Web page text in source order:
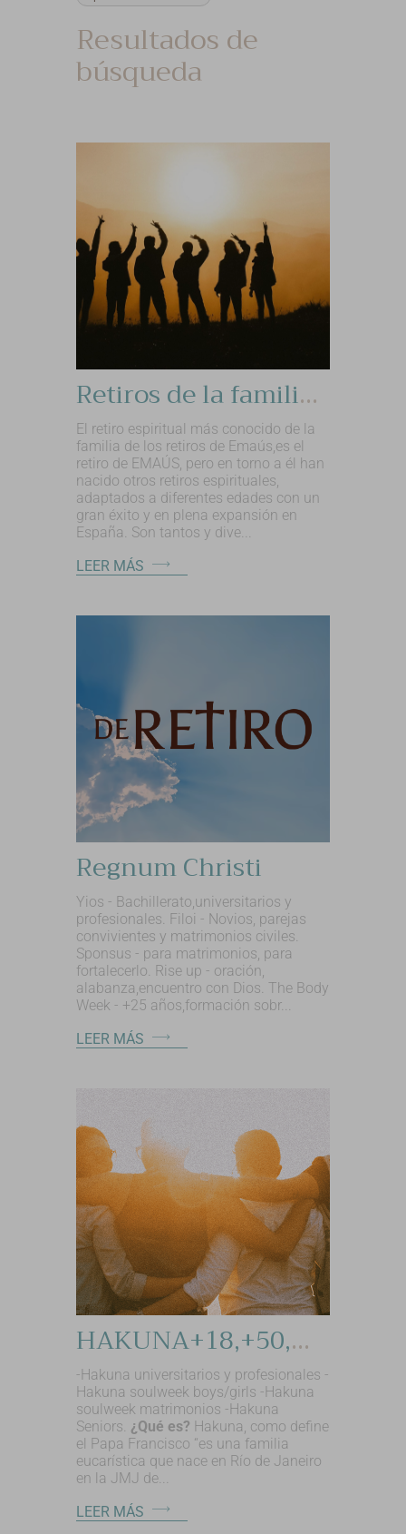
Resultados de
búsqueda
Retiros de la familia de Emaús
El retiro espiritual más conocido de la
familia de los retiros de Emaús,es el
retiro de EMAÚS, pero en torno a él han
nacido otros retiros espirituales,
adaptados a diferentes edades con un
gran éxito y en plena expansión en
España. Son tantos y dive...
LEER MÁS
Regnum Christi
Yios - Bachillerato,universitarios y
profesionales. Filoi - Novios, parejas
convivientes y matrimonios civiles.
Sponsus - para matrimonios, para
fortalecerlo. Rise up - oración,
alabanza,encuentro con Dios. The Body
Week - +25 años,formación sobr...
LEER MÁS
HAKUNA+18,+50,matrimonios,universitarios,profesionales,seniors.
-Hakuna universitarios y profesionales -
Hakuna soulweek boys/girls -Hakuna
soulweek matrimonios -Hakuna
Seniors. ¿Qué es? Hakuna, como define
el Papa Francisco “es una familia
eucarística que nace en Río de Janeiro
en la JMJ de...
LEER MÁS